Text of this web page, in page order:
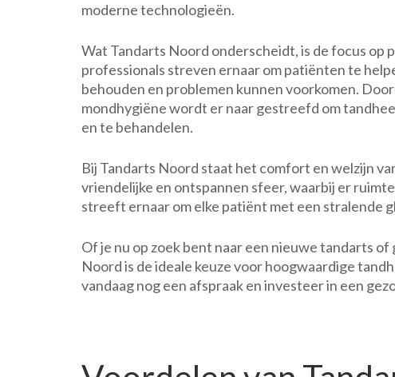
moderne technologieën.
Wat Tandarts Noord onderscheidt, is de focus
professionals streven ernaar om patiënten te
behouden en problemen kunnen voorkomen.
mondhygiëne wordt er naar gestreefd om
en te behandelen.
Bij Tandarts Noord staat het comfort en welzijn
vriendelijke en ontspannen sfeer, waarbij er
streeft ernaar om elke patiënt met een stralende
Of je nu op zoek bent naar een nieuwe tandarts
Noord is de ideale keuze voor hoogwaardige
vandaag nog een afspraak en investeer in een